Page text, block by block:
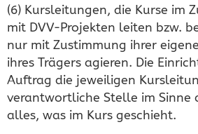
(6) Kursleitungen, die Kurse im
mit DVV-Projekten leiten bzw.
nur mit Zustimmung ihrer
ihres Trägers agieren. Die
Auftrag die jeweiligen
verantwortliche Stelle im Sinne
alles, was im Kurs geschieht.